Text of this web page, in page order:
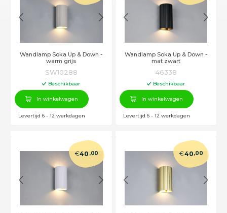
Wandlamp Soka Up & Down -
warm grijs
SW10288
Beschikbaar
In winkelwagen
Levertijd 6 - 12 werkdagen
Wandlamp Soka Up & Down -
mat zwart
46338
Beschikbaar
In winkelwagen
Levertijd 6 - 12 werkdagen
€40 ,00 €40,00